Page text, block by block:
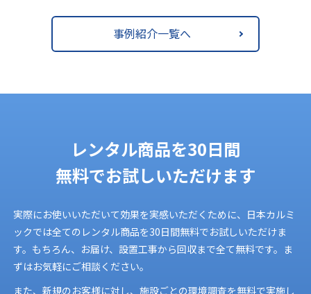
事例紹介一覧へ
レンタル商品を30日間
無料でお試しいただけます
実際にお使いいただいて効果を実感いただくために、日本カルミ
ックでは全てのレンタル商品を30日間無料でお試しいただけま
す。もちろん、お届け、設置工事から回収まで全て無料です。ま
ずはお気軽にご相談ください。
また、新規のお客様に対し、施設ごとの環境調査を無料で実施し